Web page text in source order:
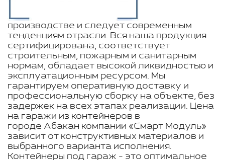
производстве и следует современным
тенденциям отрасли. Вся наша продукция
сертифицирована, соответствует
строительным, пожарным и санитарным
нормам, обладает высокой ликвидностью и
эксплуатационным ресурсом. Мы
гарантируем оперативную доставку и
профессиональную сборку на объекте, без
задержек на всех этапах реализации. Цена
на гаражи из контейнеров в
городе Абакан компании «Смарт Модуль»
зависит от конструктивных материалов и
выбранного варианта исполнения.
Контейнеры под гараж - это оптимальное